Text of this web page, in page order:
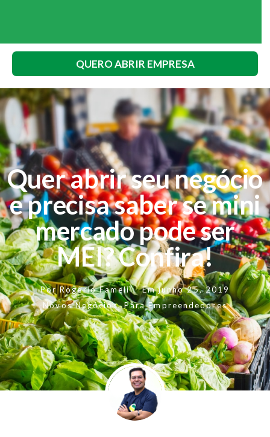
QUERO ABRIR EMPRESA
Quer abrir seu negócio
e precisa saber se mini
mercado pode ser
MEI? Confira!
PorRogerio Fameli Em junho 25, 2019
Novos Negócios,Para Empreendedores